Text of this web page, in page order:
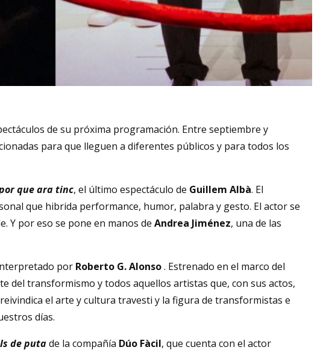
de su próxima programación. Entre septiembre y
para que lleguen a diferentes públicos y para todos los
que ara tinc, el último espectáculo de Guillem Albà. El
que hibrida performance, humor, palabra y gesto. El actor se
Y por eso se pone en manos de Andrea Jiménez, una de las
por Roberto G. Alonso. Estrenado en el marco del
del transformismo y todos aquellos artistas que, con sus actos,
el arte y cultura travesti y la figura de transformistas e
días.
de putade la compañía Dúo Fàcil, que cuenta con el actor